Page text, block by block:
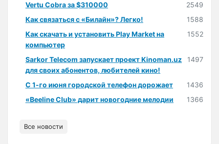
Vertu Cobra за $310000
2549
Как связаться с «Билайн»? Легко!
1588
Как скачать и установить Play Market на
компьютер
1552
Sarkor Telecom запускает проект Kinoman.uz
для своих абонентов, любителей кино!
1497
С 1-го июня городской телефон дорожает
1436
«Beeline Club» дарит новогодние мелодии
1366
Все новости